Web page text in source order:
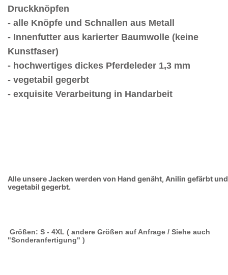
Druckknöpfen
- alle Knöpfe und Schnallen aus Metall
- Innenfutter aus karierter Baumwolle (keine
Kunstfaser)
- hochwertiges dickes Pferdeleder 1,3 mm
- vegetabil gegerbt
- exquisite Verarbeitung in Handarbeit
Alle unsere Jacken werden von Hand genäht, Anilin gefärbt und
vegetabil gegerbt.
Größen: S - 4XL ( andere Größen auf Anfrage / Siehe auch
"Sonderanfertigung" )